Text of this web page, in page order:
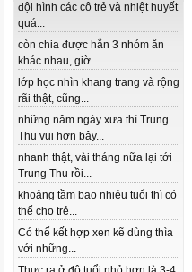
đội hình các cô trẻ và nhiệt huyết
quá...
còn chia được hẳn 3 nhóm ăn
khác nhau, giờ...
lớp học nhìn khang trang và rộng
rãi thật, cũng...
những năm ngày xưa thì Trung
Thu vui hơn bây...
nhanh thật, vài tháng nữa lại tới
Trung Thu rồi...
khoảng tầm bao nhiêu tuổi thì có
thể cho trẻ...
Có thể kết hợp xen kẽ dùng thìa
với những...